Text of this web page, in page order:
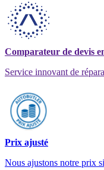
Comparateur de devis
Service innovant de
Prix ajusté
Nous ajustons notre prix